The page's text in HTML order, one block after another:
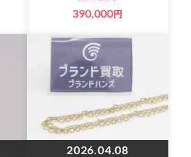
390,000円
2026.04.08